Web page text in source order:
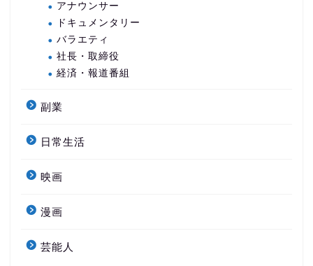
アナウンサー
ドキュメンタリー
バラエティ
社長・取締役
経済・報道番組
副業
日常生活
映画
漫画
芸能人